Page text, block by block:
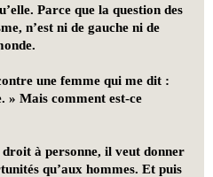
Parce que la question des
n’est ni de gauche ni de
une femme qui me dit :
» Mais comment est-ce
à personne, il veut donner
qu’aux hommes. Et puis